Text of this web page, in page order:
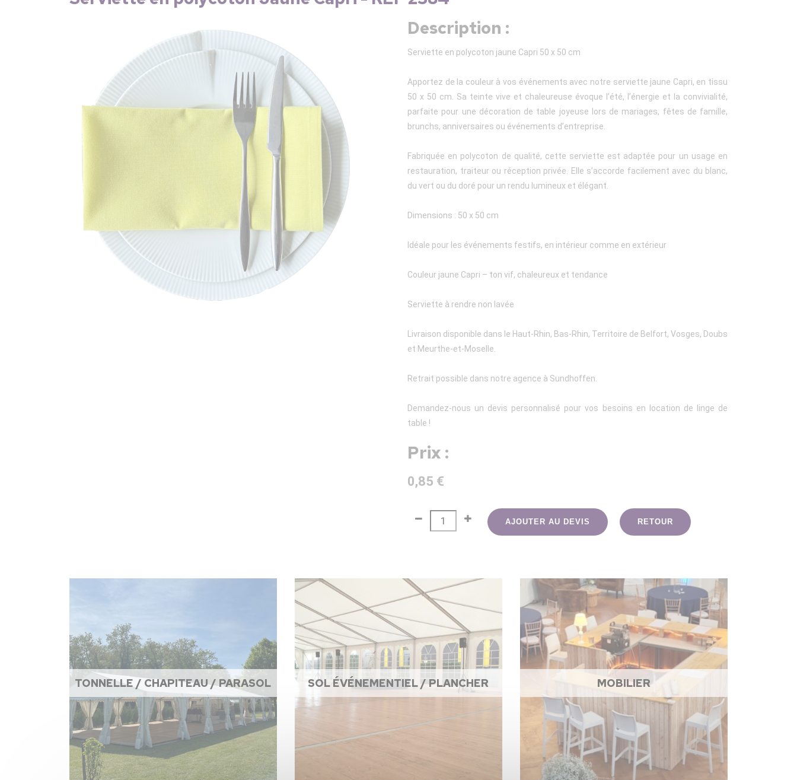
Description :
Serviette en polycoton jaune Capri 50 x 50 cm
Apportez de la couleur à vos événements avec notre serviette jaune Capri, en tissu
50 x 50 cm. Sa teinte vive et chaleureuse évoque l’été, l’énergie et la convivialité,
parfaite pour une décoration de table joyeuse lors de mariages, fêtes de famille,
brunchs, anniversaires ou événements d’entreprise.
Fabriquée en polycoton de qualité, cette serviette est adaptée pour un usage en
restauration, traiteur ou réception privée. Elle s’accorde facilement avec du blanc,
du vert ou du doré pour un rendu lumineux et élégant.
Dimensions : 50 x 50 cm
Idéale pour les événements festifs, en intérieur comme en extérieur
Couleur jaune Capri – ton vif, chaleureux et tendance
Serviette à rendre non lavée
Livraison disponible dans le Haut-Rhin, Bas-Rhin, Territoire de Belfort, Vosges, Doubs
et Meurthe-et-Moselle.
Retrait possible dans notre agence à Sundhoffen.
Demandez-nous un devis personnalisé pour vos besoins en location de linge de
table !
Prix :
0,85 €
AJOUTER AU DEVIS RETOUR
TONNELLE / CHAPITEAU / PARASOL SOL ÉVÉNEMENTIEL / PLANCHER MOBILIER